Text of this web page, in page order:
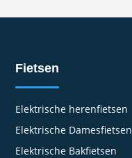
Fietsen
Elektrische herenfietsen
Elektrische Damesfietsen
Elektrische Bakfietsen